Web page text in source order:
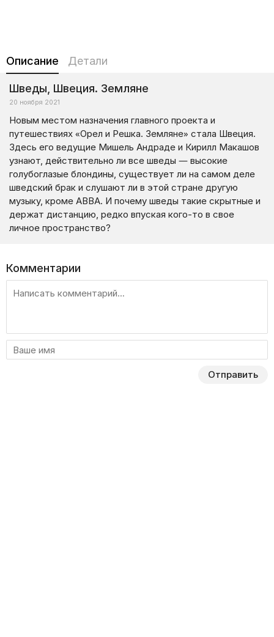
Описание Детали
Шведы, Швеция. Земляне
20 ноября 2021
Новым местом назначения главного проекта и
путешествиях «Орел и Решка. Земляне» стала Швеция.
Здесь его ведущие Мишель Андраде и Кирилл Макашов
узнают, действительно ли все шведы — высокие
голубоглазые блондины, существует ли на самом деле
шведский брак и слушают ли в этой стране другую
музыку, кроме ABBA. И почему шведы такие скрытные и
держат дистанцию, редко впуская кого-то в свое
личное пространство?
Комментарии
Отправить